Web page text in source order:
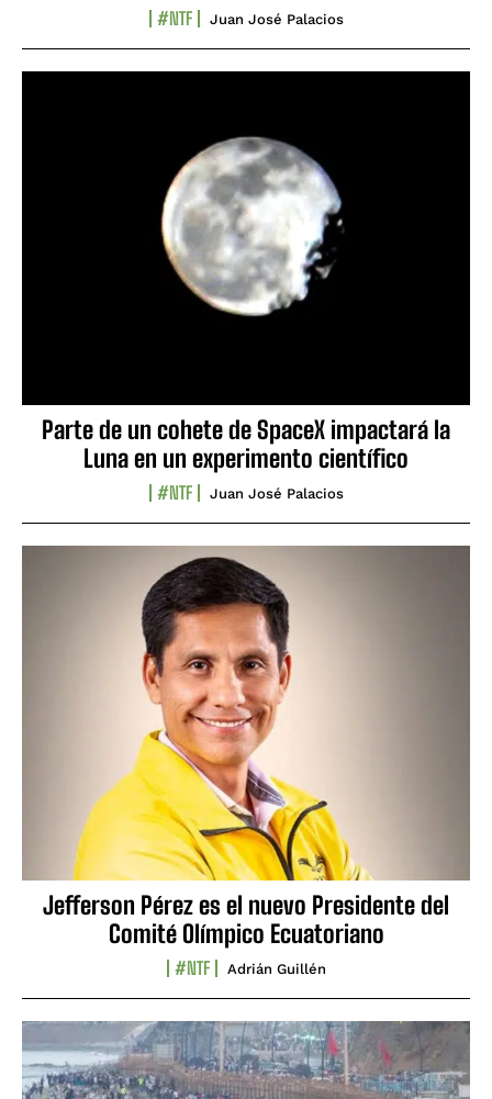
#NTF Juan José Palacios
Parte de un cohete de SpaceX impactará la
Luna en un experimento científico
#NTF Juan José Palacios
Jefferson Pérez es el nuevo Presidente del
Comité Olímpico Ecuatoriano
#NTF Adrián Guillén